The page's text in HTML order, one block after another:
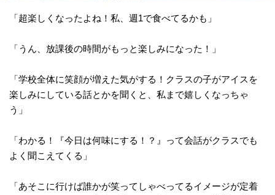
「超楽しくなったよね！私、週1で食べてるかも」
「うん、放課後の時間がもっと楽しみになった！」
「学校全体に笑顔が増えた気がする！クラスの子がアイスを
楽しみにしている話とかを聞くと、私まで嬉しくなっちゃ
う」
「わかる！『今日は何味にする！？』って会話がクラスでも
よく聞こえてくる」
「あそこに行けば誰かが笑ってしゃべってるイメージが定着